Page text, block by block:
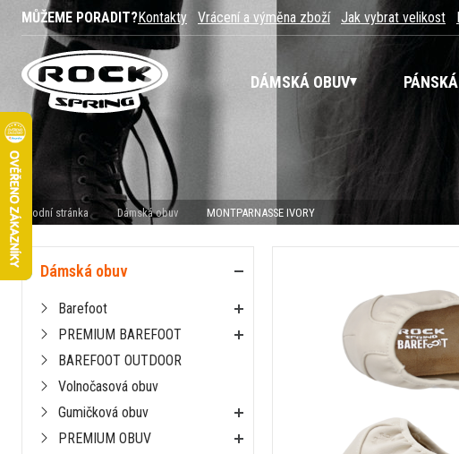
MŮŽEME PORADIT?Kontakty Vrácení a výměna zboží Jak vybrat velikost
DÁMSKÁ OBUV
Úvodní stránka Dámská obuv MONTPARNASSE IVORY
Dámská obuv
Barefoot
PREMIUM BAREFOOT
BAREFOOT OUTDOOR
Volnočasová obuv
Gumičková obuv
PREMIUM OBUV